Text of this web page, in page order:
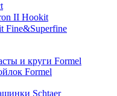
II Hookit
Fine&Superfine
и круги Formel
Formel
Schtaer